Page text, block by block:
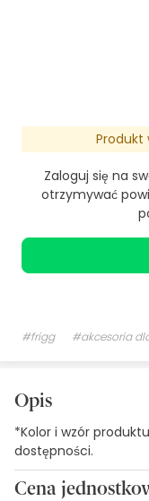
Produkt
Zaloguj się na
otrzymywać
#frigg #akcesoria
Opis
*Kolor i wzór
dostępności.
Cena